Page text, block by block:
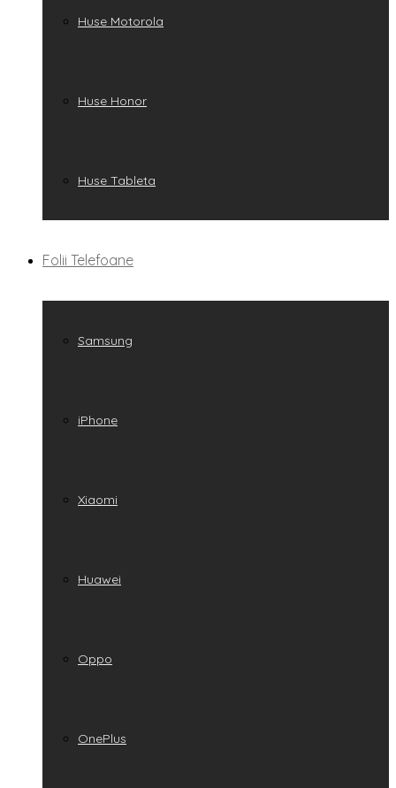
Huse Motorola
Huse Honor
Huse Tableta
Folii Telefoane
Samsung
iPhone
Xiaomi
Huawei
Oppo
OnePlus